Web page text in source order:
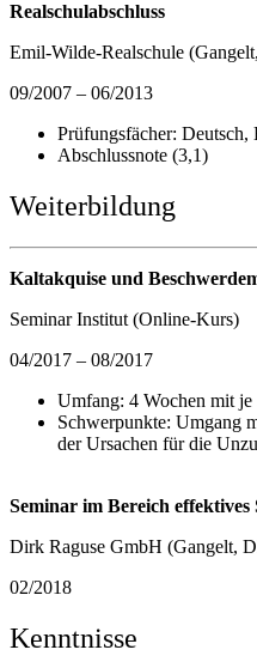
Realschulabschluss
Emil-Wilde-Realschule
09/2007 – 06/2013
Prüfungsfächer:
Abschlussnote (3,1)
Weiterbildung
Kaltakquise und
Seminar Institut (Online-Kurs)
04/2017 – 08/2017
Umfang: 4 Wochen mit je
Schwerpunkte: Umgang
der Ursachen für die
Seminar im Bereich effektives
Dirk Raguse GmbH (Gangelt,
02/2018
Kenntnisse